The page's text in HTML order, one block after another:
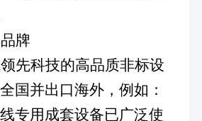
牌
先科技的高品质非标设
国并出口海外，例如：
专用成套设备已广泛使